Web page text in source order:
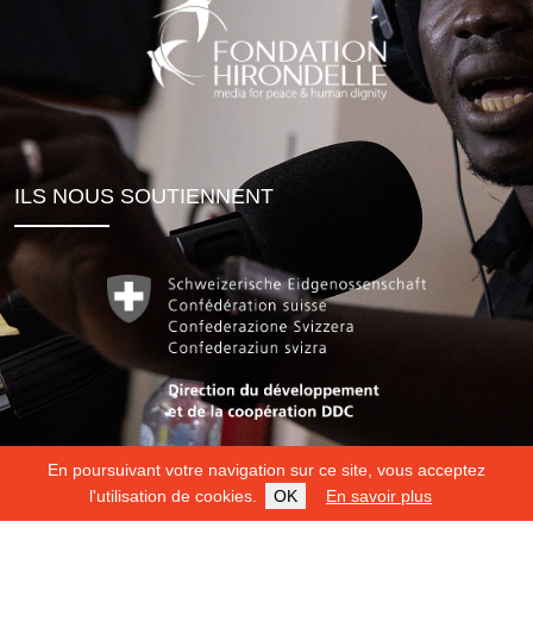
En poursuivant votre navigation sur ce site, vous acceptez
l'utilisation de cookies.
OK En savoir plus
ILS NOUS SOUTIENNENT